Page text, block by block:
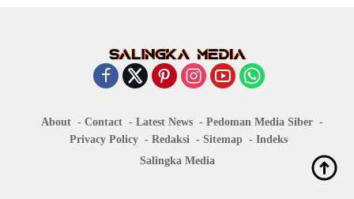
About Contact Latest News
Pedoman Media Siber
Privacy Policy
Redaksi Sitemap
Indeks
Salingka Media